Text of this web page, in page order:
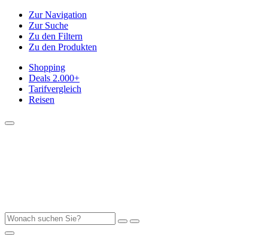
Zur Navigation
Zur Suche
Zu den Filtern
Zu den Produkten
Shopping
Deals 2.000+
Tarifvergleich
Reisen